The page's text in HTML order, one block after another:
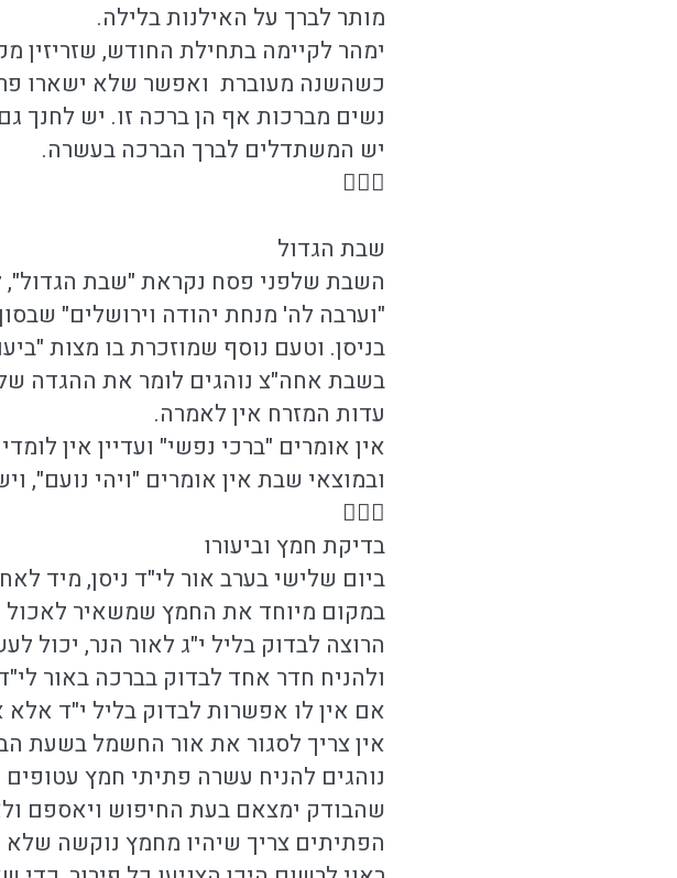
מותר לברך על האילנות בלילה.
ימהר לקיימה בתחילת החודש, שזריזין
כשהשנה מעוברת ואפשר שלא ישארו
נשים מברכות אף הן ברכה זו. יש לחנך
יש המשתדלים לברך הברכה בעשרה.

שבת הגדול
השבת שלפני פסח נקראת "שבת הגדול",
"וערבה לה' מנחת יהודה וירושלים"
בניסן. וטעם נוסף שמוזכרת בו מצות
בשבת אחה"צ נוהגים לומר את ההגדה של
עדות המזרח אין לאמרה.
אין אומרים "ברכי נפשי" ועדיין אין
ובמוצאי שבת אין אומרים "ויהי נועם",

בדיקת חמץ וביעורו
ביום שלישי בערב אור לי"ד ניסן, מיד
במקום מיוחד את החמץ שמשאיר לאכול
הרוצה לבדוק בליל י"ג לאור הנר, יכול
ולהניח חדר אחד לבדוק בברכה באור
אם אין לו אפשרות לבדוק בליל י"ד אלא
אין צריך לסגור את אור החשמל בשעת
נוהגים להניח עשרה פתיתי חמץ עטופים
שהבודק ימצאם בעת החיפוש ויאספם
הפתיתים צריך שיהיו מחמץ נוקשה שלא